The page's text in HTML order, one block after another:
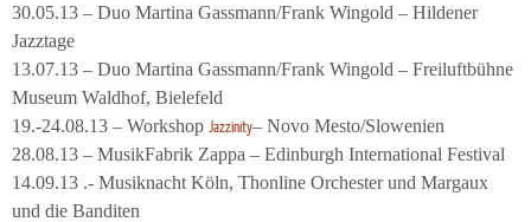
30.05.13 – Duo Martina Gassmann/Frank Wingold – Hildener
Jazztage
13.07.13 – Duo Martina Gassmann/Frank Wingold – Freiluftbühne
Museum Waldhof, Bielefeld
19.-24.08.13 – Workshop Jazzinity– Novo Mesto/Slowenien
28.08.13 – MusikFabrik Zappa – Edinburgh International Festival
14.09.13 .- Musiknacht Köln, Thonline Orchester und Margaux
und die Banditen